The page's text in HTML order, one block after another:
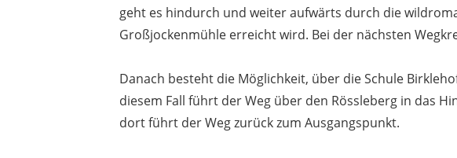
geht es hindurch und weiter aufwärts durch die
Großjockenmühle erreicht wird. Bei der nächsten
Danach besteht die Möglichkeit, über die Schule
diesem Fall führt der Weg über den Rössleberg in das
dort führt der Weg zurück zum Ausgangspunkt.